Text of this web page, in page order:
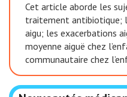
Cet article aborde les
traitement antibiotique;
aigu; les exacerbations
moyenne aiguë chez
communautaire chez